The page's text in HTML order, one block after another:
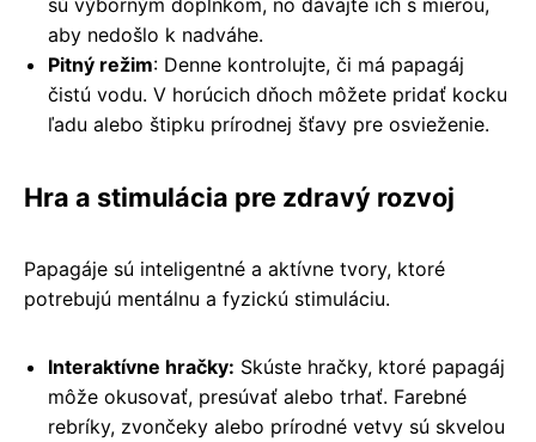
aby nedošlo k nadváhe.
Pitný režim: Denne kontrolujte, či má papagáj
čistú vodu. V horúcich dňoch môžete pridať kocku
ľadu alebo štipku prírodnej šťavy pre osvieženie.
Hra a stimulácia pre zdravý rozvoj
Papagáje sú inteligentné a aktívne tvory, ktoré
potrebujú mentálnu a fyzickú stimuláciu.
Interaktívne hračky: Skúste hračky, ktoré papagáj
môže okusovať, presúvať alebo trhať. Farebné
rebríky, zvončeky alebo prírodné vetvy sú skvelou